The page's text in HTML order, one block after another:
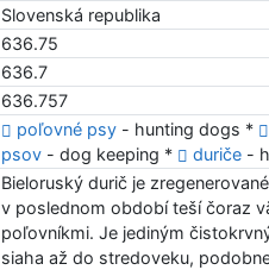
Slovenská republika
636.75
636.7
636.757
poľovné psy - hunting dogs *
psov - dog keeping * duriče -
Bieloruský durič je
v poslednom období teší čoraz
poľovníkmi. Je jediným
siaha až do stredoveku,